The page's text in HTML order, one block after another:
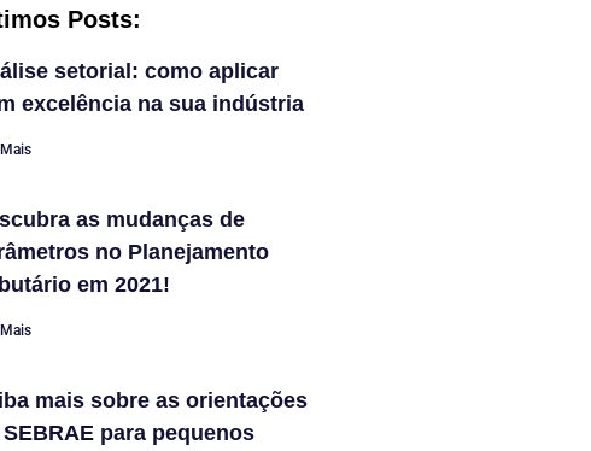
Posts:
setorial: como aplicar
excelência na sua indústria
as mudanças de
no Planejamento
em 2021!
mais sobre as orientações
para pequenos